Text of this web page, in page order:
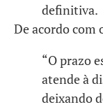
definitiva.
De acordo com
“O prazo
atende à
deixando